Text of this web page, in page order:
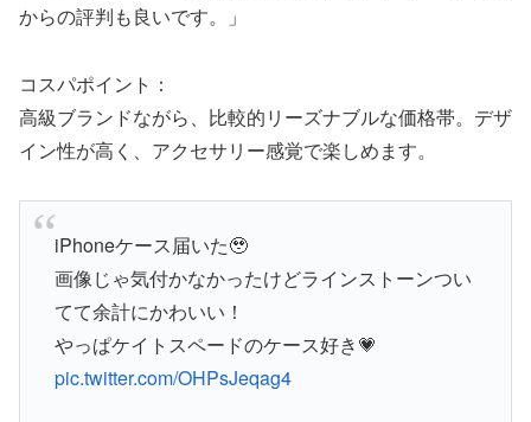
からの評判も良いです。」
コスパポイント：
高級ブランドながら、比較的リーズナブルな価格帯。デザ
イン性が高く、アクセサリー感覚で楽しめます。
iPhoneケース届いた🥹
画像じゃ気付かなかったけどラインストーンつい
てて余計にかわいい！
やっぱケイトスペードのケース好き💗
pic.twitter.com/OHPsJeqag4